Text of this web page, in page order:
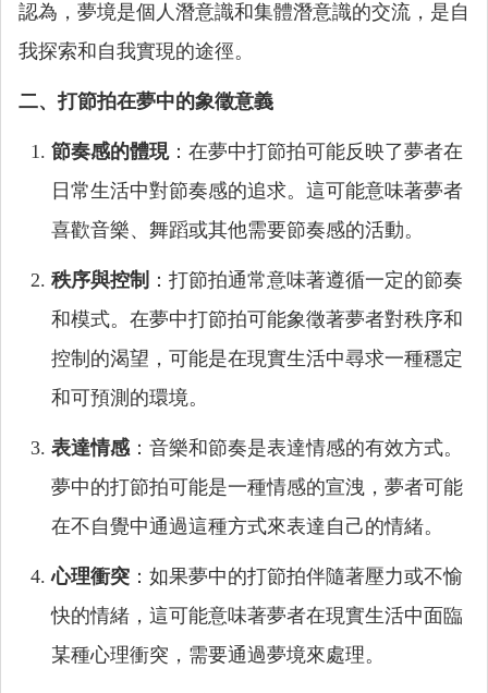
認為，夢境是個人潛意識和集體潛意識的交流，是自
我探索和自我實現的途徑。
二、打節拍在夢中的象徵意義
節奏感的體現：在夢中打節拍可能反映了夢者在
日常生活中對節奏感的追求。這可能意味著夢者
喜歡音樂、舞蹈或其他需要節奏感的活動。
秩序與控制 ：打節拍通常意味著遵循一定的節奏
和模式。在夢中打節拍可能象徵著夢者對秩序和
控制的渴望，可能是在現實生活中尋求一種穩定
和可預測的環境。
表達情感：音樂和節奏是表達情感的有效方式。
夢中的打節拍可能是一種情感的宣洩，夢者可能
在不自覺中通過這種方式來表達自己的情緒。
心理衝突 ：如果夢中的打節拍伴隨著壓力或不愉
快的情緒，這可能意味著夢者在現實生活中面臨
某種心理衝突，需要通過夢境來處理。